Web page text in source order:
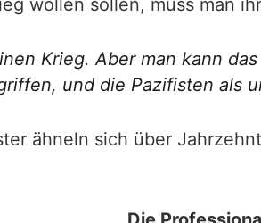
wollen sollen, muss man
Krieg. Aber man kann
und die Pazifisten als
ähneln sich über